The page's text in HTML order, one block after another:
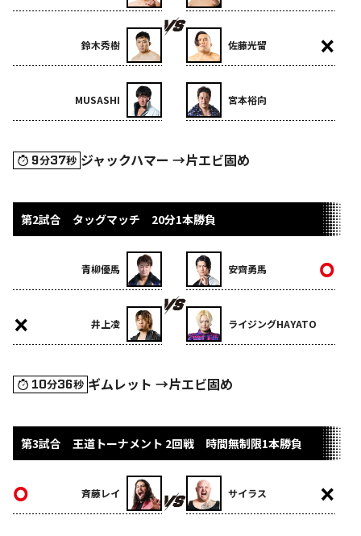
鈴木秀樹
MUSASHI
佐藤光留
宮本裕向
9分37秒 ジャックハマー →片エビ固め
第2試合 タッグマッチ 20分1本勝負
青柳優馬
井上凌
安齊勇馬
ライジングHAYATO
10分36秒 ギムレット →片エビ固め
第3試合 王道トーナメント 2回戦 時間無制限1本勝負
斉藤レイ サイラス